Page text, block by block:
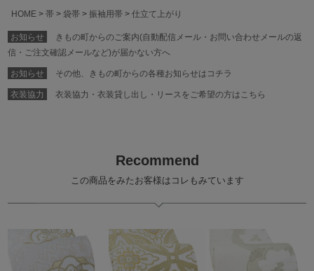
HOME
帯 袋帯 振袖用帯 仕立て上がり
お知らせ
きもの町からのご案内(自動配信メール・お問い合わせメールの返
信・ご注文確認メールなど)が届かない方へ
お知らせ その他、きもの町からの各種お知らせはコチラ
衣装協力 衣装協力・衣装貸し出し・リースをご希望の方はこちら
Recommend
この商品をみたお客様はコレもみています